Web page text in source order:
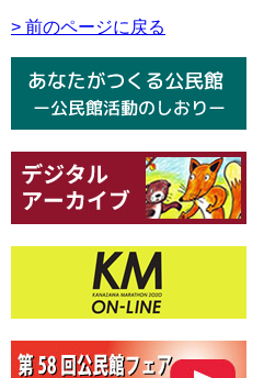
> 前のページに戻る